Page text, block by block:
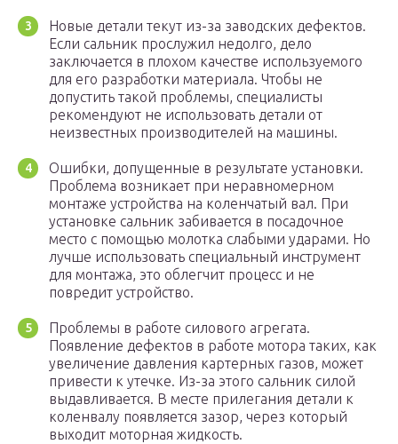
Новые детали текут из-за заводских дефектов.
Если сальник прослужил недолго, дело
заключается в плохом качестве используемого
для его разработки материала. Чтобы не
допустить такой проблемы, специалисты
рекомендуют не использовать детали от
неизвестных производителей на машины.
Ошибки, допущенные в результате установки.
Проблема возникает при неравномерном
монтаже устройства на коленчатый вал. При
установке сальник забивается в посадочное
место с помощью молотка слабыми ударами. Но
лучше использовать специальный инструмент
для монтажа, это облегчит процесс и не
повредит устройство.
Проблемы в работе силового агрегата.
Появление дефектов в работе мотора таких, как
увеличение давления картерных газов, может
привести к утечке. Из-за этого сальник силой
выдавливается. В месте прилегания детали к
коленвалу появляется зазор, через который
выходит моторная жидкость.